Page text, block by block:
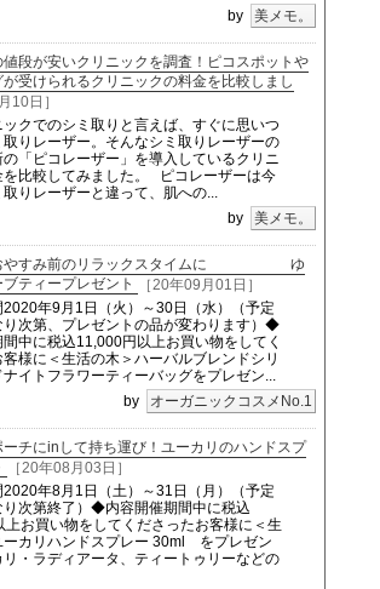
by
美メモ。
値段が安いクリニックを調査！ピコスポットや
が受けられるクリニックの料金を比較しまし
10日］
クでのシミ取りと言えば、すぐに思いつ
取りレーザー。そんなシミ取りレーザーの
「ピコレーザー」を導入しているクリニ
を比較してみました。 ピコレーザーは今
取りレーザーと違って、肌への...
by
美メモ。
おやすみ前のリラックスタイムに ゆ
ティープレゼント
［20年09月01日］
年9月1日（火）～30日（水）（予定
り次第、プレゼントの品が変わります）◆
中に税込11,000円以上お買い物をしてく
様に＜生活の木＞ハーバルブレンドシリ
ナイトフラワーティーバッグをプレゼン...
by
オーガニックコスメNo.1
ーチにinして持ち運び！ユーカリのハンドスプ
［20年08月03日］
年8月1日（土）～31日（月）（予定
り次第終了）◆内容開催期間中に税込
上お買い物をしてくださったお客様に＜生
ーカリハンドスプレー 30ml をプレゼン
リ・ラディアータ、ティートゥリーなどの